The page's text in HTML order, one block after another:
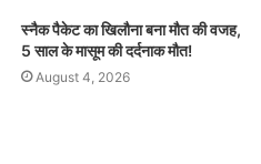
स्नैक पैकेट का खिलौना बना मौत की वजह,
5 साल के मासूम की दर्दनाक मौत!
August 4, 2026